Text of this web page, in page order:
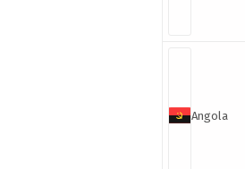
Angola